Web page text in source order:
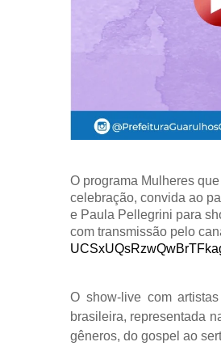
O programa Mulheres
celebração, convida ao
e Paula Pellegrini para
com transmissão pelo
O show-live com
brasileira, representada
gêneros, do gospel ao